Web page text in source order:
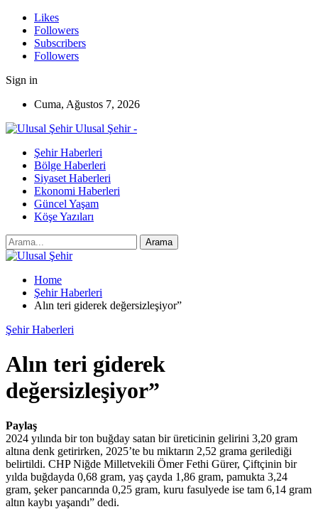
Likes
Followers
Subscribers
Followers
Sign in
Cuma, Ağustos 7, 2026
Ulusal Şehir -
Şehir Haberleri
Bölge Haberleri
Siyaset Haberleri
Ekonomi Haberleri
Güncel Yaşam
Köşe Yazıları
Home
Şehir Haberleri
Alın teri giderek değersizleşiyor”
Şehir Haberleri
Alın teri giderek
değersizleşiyor”
Paylaş
2024 yılında bir ton buğday satan bir üreticinin gelirini 3,20 gram
altına denk getirirken, 2025’te bu miktarın 2,52 grama gerilediği
belirtildi. CHP Niğde Milletvekili Ömer Fethi Gürer, Çiftçinin bir
yılda buğdayda 0,68 gram, yaş çayda 1,86 gram, pamukta 3,24
gram, şeker pancarında 0,25 gram, kuru fasulyede ise tam 6,14 gram
altın kaybı yaşandı” dedi.